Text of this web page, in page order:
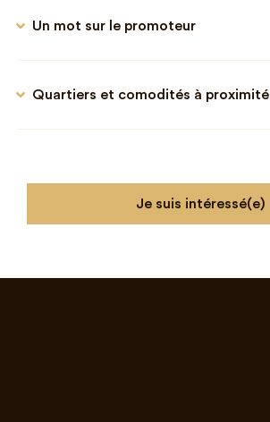
Un mot sur le promoteur
Quartiers et comodités à proximité
Je suis intéressé(e)